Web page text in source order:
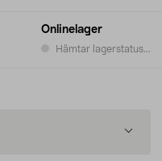
Onlinelager
Hämtar lagerstatus...